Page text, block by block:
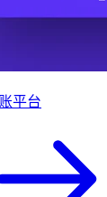
平台